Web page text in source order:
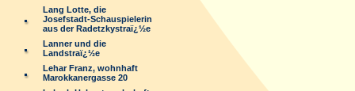
Lang Lotte, die
Josefstadt-Schauspielerin
aus der Radetzkystraï¿½e
Lanner und die
Landstraï¿½e
Lehar Franz, wohnhaft
Marokkanergasse 20